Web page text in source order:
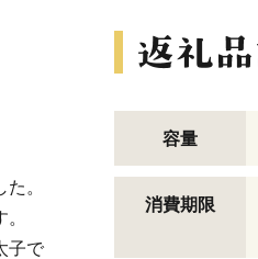
。
子で
容量
消費期限